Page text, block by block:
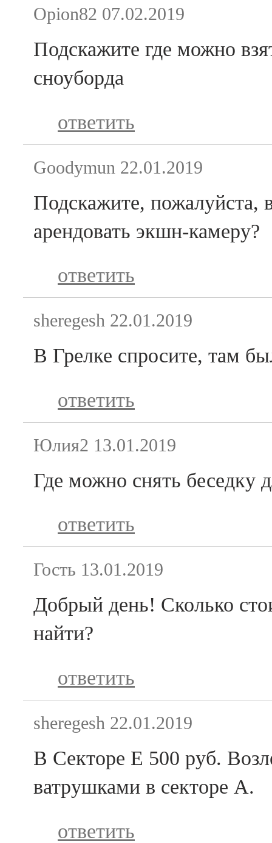
Opion82 07.02.2019
Подскажите где можно
сноуборда
ответить
Goodymun 22.01.2019
Подскажите, пожалуйста,
арендовать экшн-камеру?
ответить
sheregesh 22.01.2019
В Грелке спросите, там
ответить
Юлия2 13.01.2019
Где можно снять беседку
ответить
Гость 13.01.2019
Добрый день! Сколько
найти?
ответить
sheregesh 22.01.2019
В Секторе Е 500 руб.
ватрушками в секторе А.
ответить